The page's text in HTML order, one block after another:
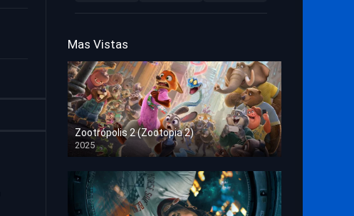
Mas Vistas
Zootrópolis 2 (Zootopia 2)
2025
HD 1080p